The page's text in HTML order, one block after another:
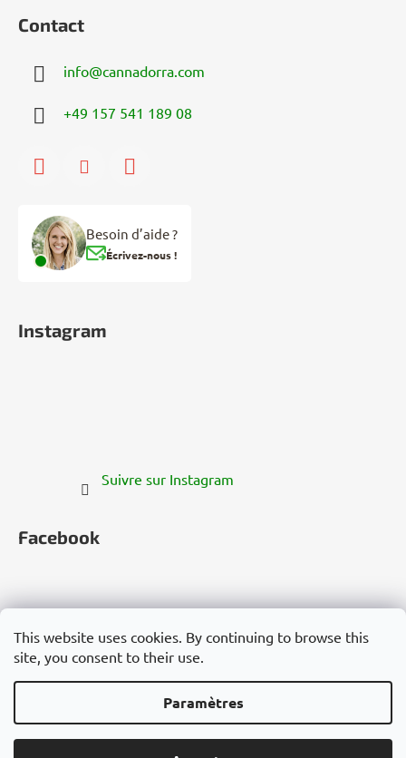
This website uses cookies. By continuing to browse this
site, you consent to their use.
Paramètres
Contact
info@cannadorra.com
+49 157 541 189 08
Besoin d’aide ?
Écrivez-nous !
Instagram
Suivre sur Instagram
Facebook
Česko Slovensko Magyarország
Polska
Россия España România България Việt Nam
Créé par Shoptet